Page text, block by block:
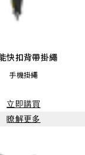
快扣背帶掛繩
手機掛繩
立即購買
瞭解更多